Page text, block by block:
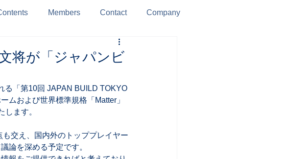
Members Contact Company
将が「ジャパンビ
る「第10回 JAPAN BUILD TOKYO
ムおよび世界標準規格「Matter」
します。
交え、国内外のトッププレイヤー
論を深める予定です。